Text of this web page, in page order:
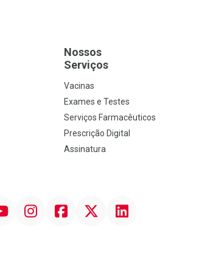
Nossos
Serviços
Vacinas
Exames e Testes
Serviços Farmacêuticos
Prescrição Digital
Assinatura
InstagramFacebookTwitter Linkedin